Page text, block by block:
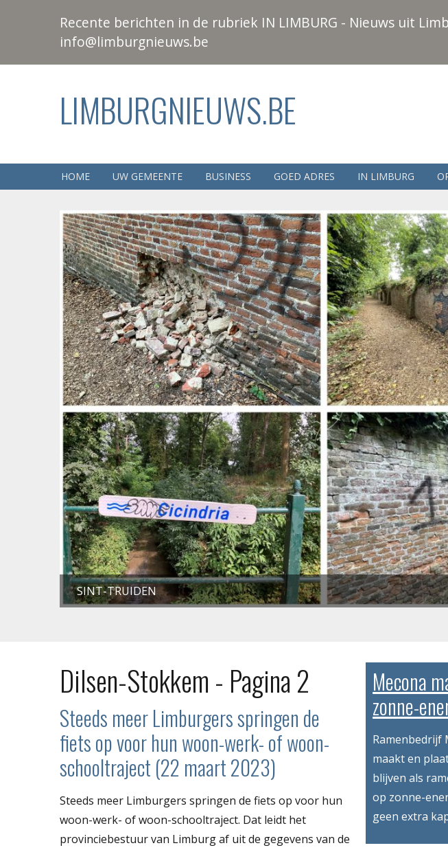
Recente berichten in de rubriek IN LIMBURG - Nieuws uit
info@limburgnieuws.be
LIMBURGNIEUWS.BE
HOME UW GEMEENTE BUSINESS GOED ADRES IN LIMBURG
SINT-TRUIDEN
Dilsen-Stokkem - Pagina 2
Steeds meer Limburgers springen de
fiets op voor hun woon-werk- of woon-
schooltraject (22 maart 2023)
Steeds meer Limburgers springen de fiets op voor hun
woon-werk- of woon-schooltraject. Dat leidt het
provinciebestuur van Limburg af uit de gegevens van de
Mecona
zonne-
Ramenbedrijf
maakt en
blijven als
op zonne-
geen extra